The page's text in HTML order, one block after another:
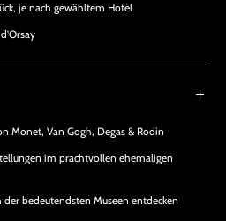
je nach gewähltem Hotel
Monet, Van Gogh, Degas & Rodin
im prachtvollen ehemaligen
bedeutendsten Museen entdecken